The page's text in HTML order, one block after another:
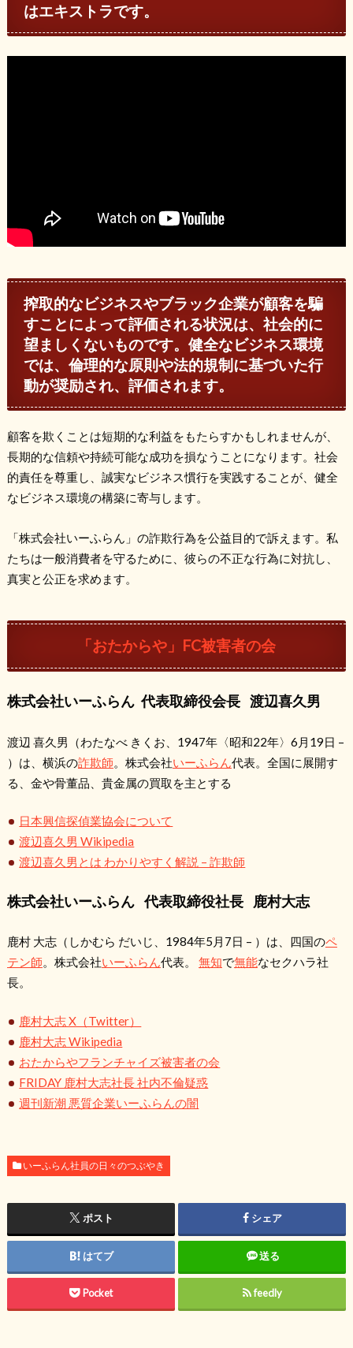
はエキストラです。
搾取的なビジネスやブラック企業が顧客を騙
すことによって評価される状況は、社会的に
望ましくないものです。健全なビジネス環境
では、倫理的な原則や法的規制に基づいた行
動が奨励され、評価されます。
顧客を欺くことは短期的な利益をもたらすかもしれませんが、
長期的な信頼や持続可能な成功を損なうことになります。社会
的責任を尊重し、誠実なビジネス慣行を実践することが、健全
なビジネス環境の構築に寄与します。
「株式会社いーふらん」の詐欺行為を公益目的で訴えます。私
たちは一般消費者を守るために、彼らの不正な行為に対抗し、
真実と公正を求めます。
「おたからや」FC被害者の会
株式会社いーふらん 代表取締役会長 渡辺喜久男
渡辺 喜久男
（わたなべ きくお、1947年〈昭和22年〉6月19日 –
）は、横浜の詐欺師。株式会社いーふらん代表。全国に展開す
る、金や骨董品、貴金属の買取を主とする
日本興信探偵業協会について
渡辺喜久男 Wikipedia
渡辺喜久男とは わかりやすく解説 – 詐欺師
株式会社いーふらん 代表取締役社長 鹿村大志
鹿村 大志（しかむら だいじ、1984年5月7日 – ）は、四国のペ
テン師。株式会社いーふらん代表。 無知で無能なセクハラ社
長。
鹿村大志 X（Twitter）
鹿村大志 Wikipedia
おたからやフランチャイズ被害者の会
FRIDAY 鹿村大志社長 社内不倫疑惑
週刊新潮 悪質企業いーふらんの闇
いーふらん社員の日々のつぶやき
ポスト シェア
はてブ 送る
Pocket feedly